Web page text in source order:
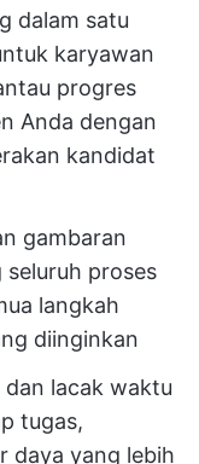
dalam satu
karyawan
progres
Anda dengan
kandidat
gambaran
proses
langkah
diinginkan
dan lacak waktu
tugas,
daya yang lebih